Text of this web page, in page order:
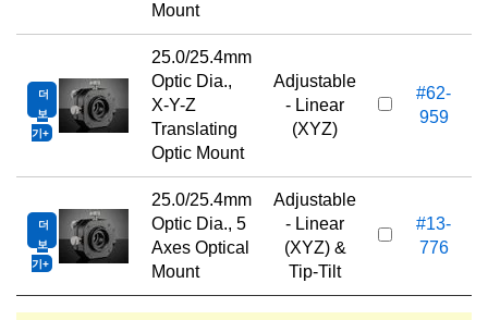
Mount
더
보
기
25.0/25.4mm
Optic Dia.,
X-Y-Z
Translating
Optic Mount
Adjustable
- Linear
(XYZ)
#62-
959
더
보
기
25.0/25.4mm
Optic Dia., 5
Axes Optical
Mount
Adjustable
- Linear
(XYZ) &
Tip-Tilt
#13-
776